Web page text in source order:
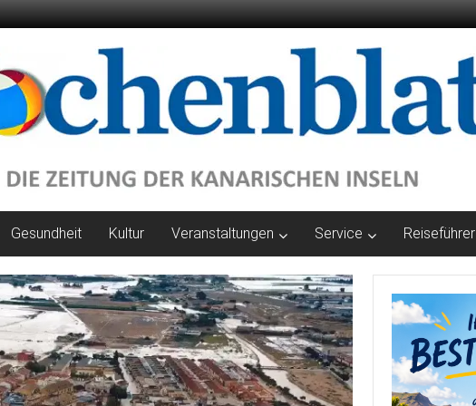
Gesundheit Kultur Veranstaltungen Service Reiseführer